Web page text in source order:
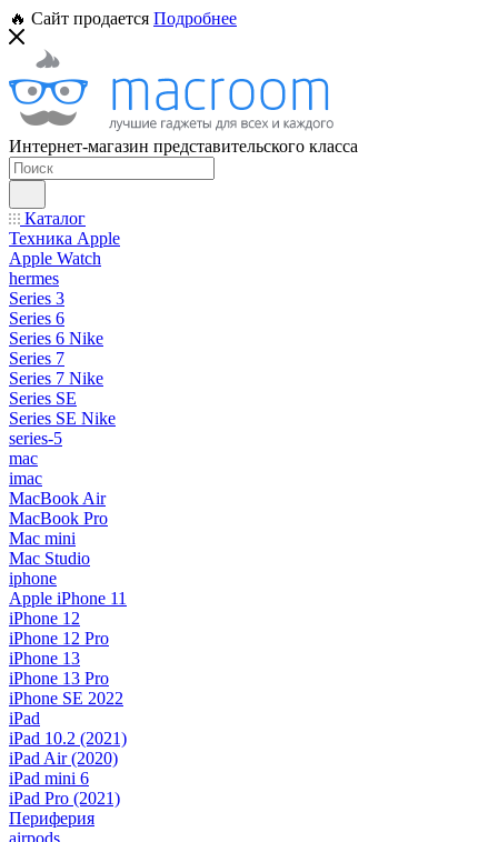
🔥 Сайт продается Подробнее
Интернет-магазин представительского класса
Каталог
Техника Apple
Apple Watch
hermes
Series 3
Series 6
Series 6 Nike
Series 7
Series 7 Nike
Series SE
Series SE Nike
series-5
mac
imac
MacBook Air
MacBook Pro
Mac mini
Mac Studio
iphone
Apple iPhone 11
iPhone 12
iPhone 12 Pro
iPhone 13
iPhone 13 Pro
iPhone SE 2022
iPad
iPad 10.2 (2021)
iPad Air (2020)
iPad mini 6
iPad Pro (2021)
Периферия
airpods